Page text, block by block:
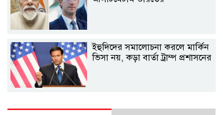
ইহুদিদের সমালোচনা করলে মার্কিন
ভিসা নয়, কড়া বার্তা ট্রাম্প প্রশাসনের